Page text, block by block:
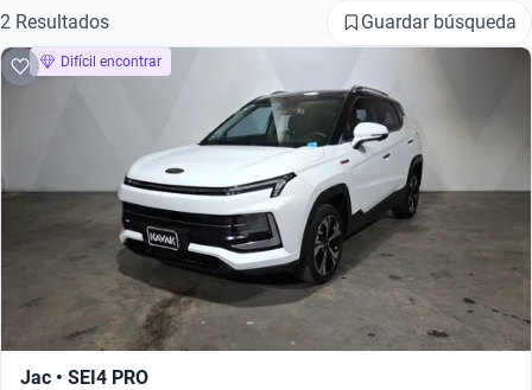
Busca por marca
Busca por modelo
Busca por año
2 Resultados Guardar búsqueda
Difícil encontrar
Jac • SEI4 PRO